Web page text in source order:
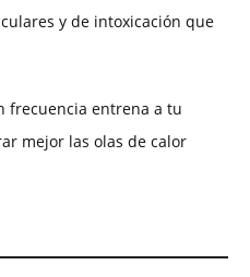
y de intoxicación que
frecuencia entrena a tu
mejor las olas de calor